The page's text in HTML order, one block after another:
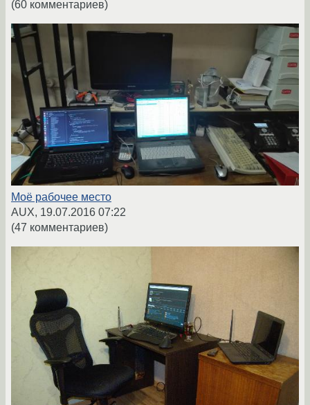
(60 комментариев)
Моё рабочее место
AUX, 19.07.2016 07:22
(47 комментариев)